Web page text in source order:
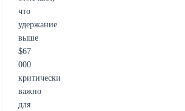
что
удержание
выше
$67
000
критически
важно
для